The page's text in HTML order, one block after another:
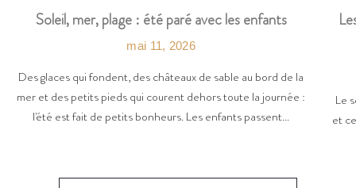
Soleil, mer, plage : été paré avec les enfants
mai 11, 2026
Des glaces qui fondent, des châteaux de sable au bord de la
mer et des petits pieds qui courent dehors toute la journée :
l'été est fait de petits bonheurs. Les enfants passent...
Le
et